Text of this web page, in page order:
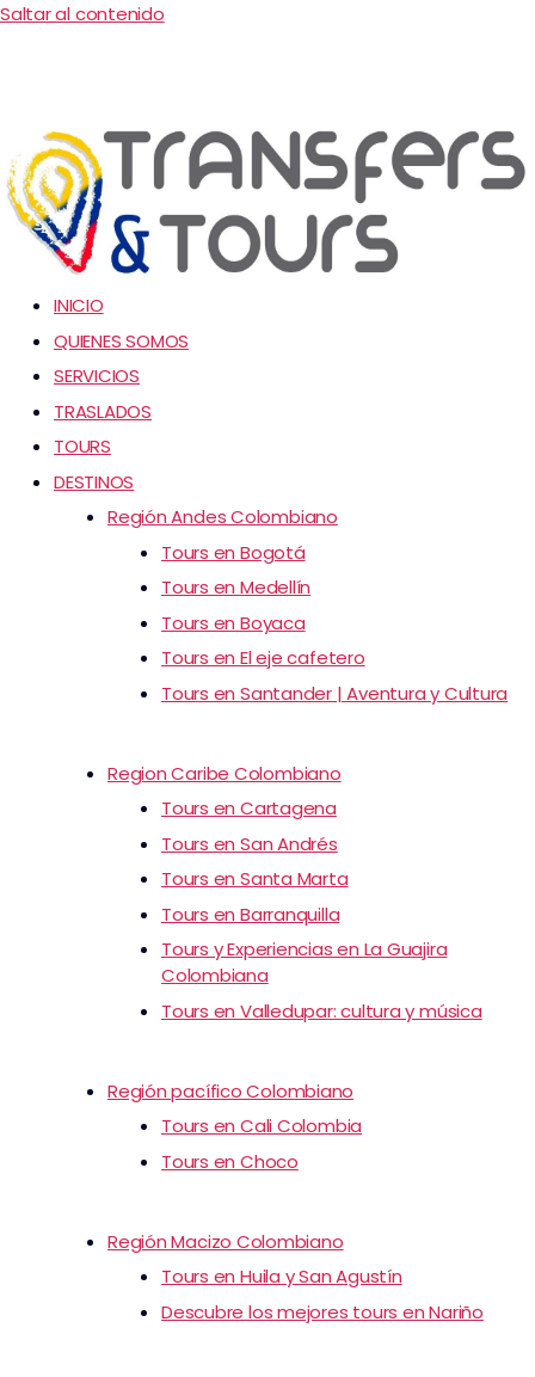
Saltar al contenido
INICIO
QUIENES SOMOS
SERVICIOS
TRASLADOS
TOURS
DESTINOS
Región Andes Colombiano
Tours en Bogotá
Tours en Medellín
Tours en Boyaca
Tours en El eje cafetero
Tours en Santander | Aventura y Cultura
Region Caribe Colombiano
Tours en Cartagena
Tours en San Andrés
Tours en Santa Marta
Tours en Barranquilla
Tours y Experiencias en La Guajira
Colombiana
Tours en Valledupar: cultura y música
Región pacífico Colombiano
Tours en Cali Colombia
Tours en Choco
Región Macizo Colombiano
Tours en Huila y San Agustín
Descubre los mejores tours en Nariño